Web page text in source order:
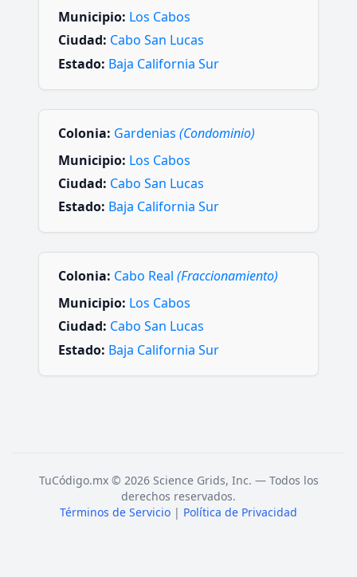
Municipio: Los Cabos
Ciudad: Cabo San Lucas
Estado: Baja California Sur
Colonia: Gardenias (Condominio)
Municipio: Los Cabos
Ciudad: Cabo San Lucas
Estado: Baja California Sur
Colonia: Cabo Real (Fraccionamiento)
Municipio: Los Cabos
Ciudad: Cabo San Lucas
Estado: Baja California Sur
TuCódigo.mx © 2026 Science Grids, Inc. — Todos los
derechos reservados.
Términos de Servicio | Política de Privacidad